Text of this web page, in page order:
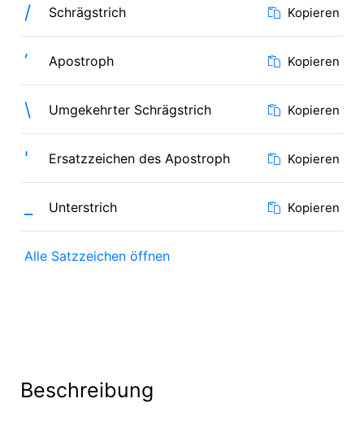
/ Schrägstrich Kopieren
ʼ Apostroph Kopieren
\ Umgekehrter Schrägstrich Kopieren
' Ersatzzeichen des Apostroph Kopieren
Unterstrich Kopieren
Alle Satzzeichen öffnen
Beschreibung